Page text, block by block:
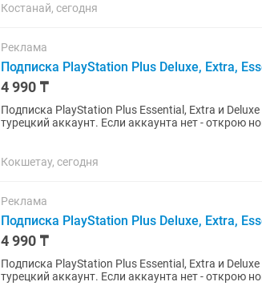
Костанай, сегодня
Реклама
Подписка PlayStation Plus Deluxe, Extra,
4 990 ₸
Подписка PlayStation Plus Essential, Extra и
турецкий аккаунт. Если аккаунта нет - открою новый. Почти во всех играх есть
Кокшетау, сегодня
Реклама
Подписка PlayStation Plus Deluxe, Extra,
4 990 ₸
Подписка PlayStation Plus Essential, Extra и
турецкий аккаунт. Если аккаунта нет - открою новый. Почти во всех играх есть